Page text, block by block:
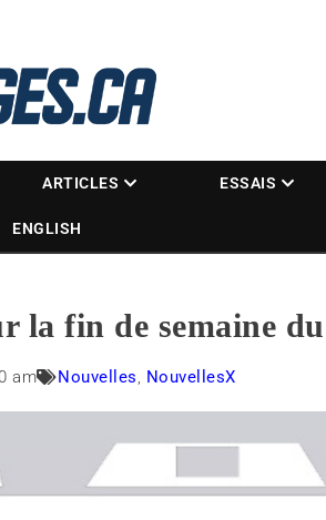
ARTICLES ESSAIS
ENGLISH
la fin de semaine
am Nouvelles, NouvellesX